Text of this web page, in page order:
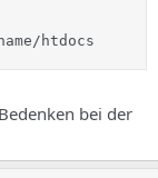
htdocs
bei der